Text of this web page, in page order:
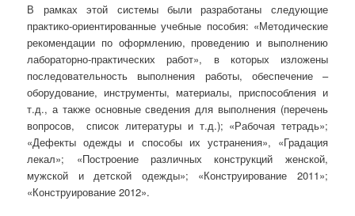
В рамках этой системы были разработаны следующие
практико-ориентированные учебные пособия: «Методические
рекомендации по оформлению, проведению и выполнению
лабораторно-практических работ», в которых изложены
последовательность выполнения работы, обеспечение –
оборудование, инструменты, материалы, приспособления и
т.д., а также основные сведения для выполнения (перечень
вопросов, список литературы и т.д.); «Рабочая тетрадь»;
«Дефекты одежды и способы их устранения», «Градация
лекал»; «Построение различных конструкций женской,
мужской и детской одежды»; «Конструирование 2011»;
«Конструирование 2012».